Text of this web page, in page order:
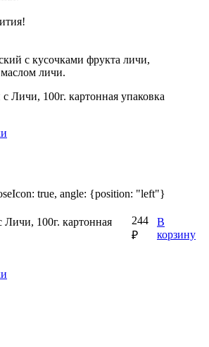
с кусочками фрукта личи,
личи.
true, angle: {position: "left"}
100г. картонная
244
₽
В
корзину